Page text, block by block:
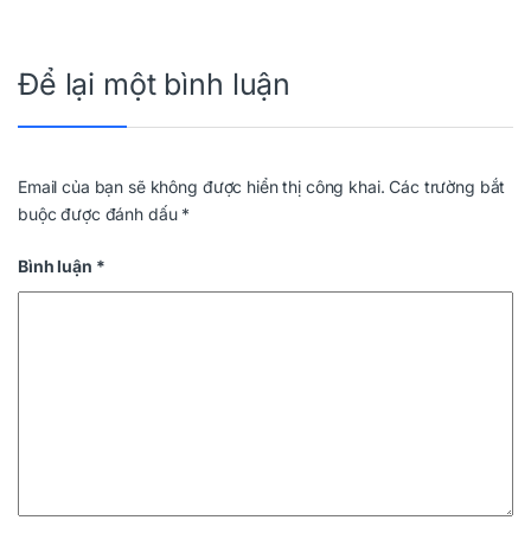
Để lại một bình luận
Email của bạn sẽ không được hiển thị công khai. Các trường bắt
buộc được đánh dấu *
Bình luận *